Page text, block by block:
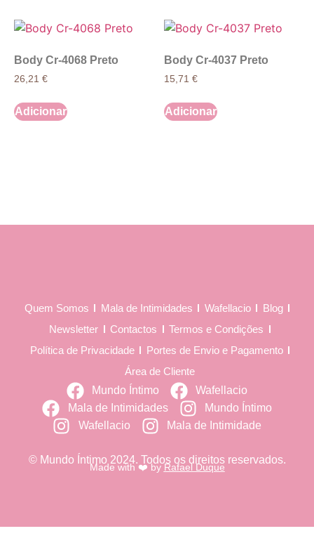
Body Cr-4068 Preto
26,21 €
Adicionar
Body Cr-4037 Preto
15,71 €
Adicionar
Quem Somos Mala de Intimidades Wafellacio
Blog
Newsletter
Contactos
Termos e Condições
Política de Privacidade
Portes de Envio e Pagamento
Área de Cliente
Mundo Íntimo
Wafellacio
Mala de Intimidades
Mundo Íntimo
Wafellacio
Mala de Intimidade
© Mundo Íntimo 2024. Todos os direitos reservados.
Made with ❤️ byRafael Duque